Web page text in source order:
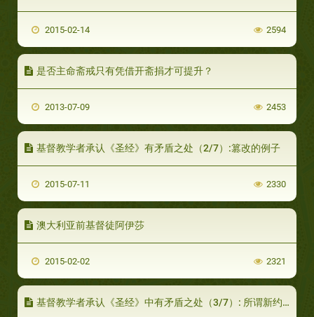
2015-02-14 2594
是否主命斋戒只有凭借开斋捐才可提升？
2013-07-09 2453
基督教学者承认《圣经》有矛盾之处（2/7）:篡改的例子
2015-07-11 2330
澳大利亚前基督徒阿伊莎
2015-02-02 2321
基督教学者承认《圣经》中有矛盾之处（3/7）: 所谓新约的作者